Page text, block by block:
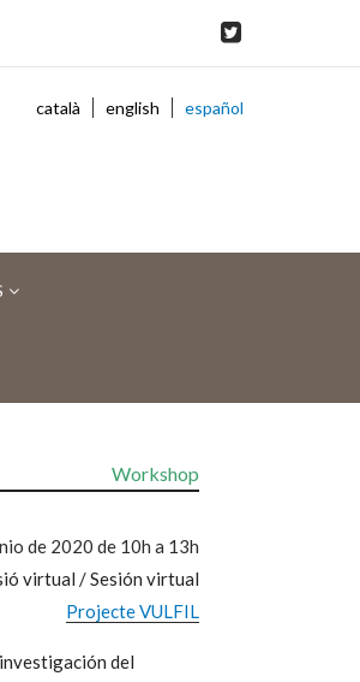
català english español
Workshop
de 2020 de 10h a 13h
virtual / Sesión virtual
Projecte VULFIL
del